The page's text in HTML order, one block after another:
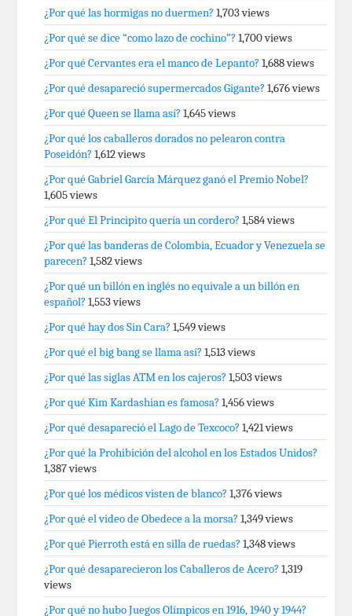
¿Por qué las hormigas no duermen? 1,703 views
¿Por qué se dice “como lazo de cochino”? 1,700 views
¿Por qué Cervantes era el manco de Lepanto? 1,688 views
¿Por qué desapareció supermercados Gigante? 1,676 views
¿Por qué Queen se llama así? 1,645 views
¿Por qué los caballeros dorados no pelearon contra
Poseidón? 1,612 views
¿Por qué Gabriel García Márquez ganó el Premio Nobel?
1,605 views
¿Por qué El Principito quería un cordero? 1,584 views
¿Por qué las banderas de Colombia, Ecuador y Venezuela se
parecen? 1,582 views
¿Por qué un billón en inglés no equivale a un billón en
español? 1,553 views
¿Por qué hay dos Sin Cara? 1,549 views
¿Por qué el big bang se llama así? 1,513 views
¿Por qué las siglas ATM en los cajeros? 1,503 views
¿Por qué Kim Kardashian es famosa? 1,456 views
¿Por qué desapareció el Lago de Texcoco? 1,421 views
¿Por qué la Prohibición del alcohol en los Estados Unidos?
1,387 views
¿Por qué los médicos visten de blanco? 1,376 views
¿Por qué el video de Obedece a la morsa? 1,349 views
¿Por qué Pierroth está en silla de ruedas? 1,348 views
¿Por qué desaparecieron los Caballeros de Acero? 1,319
views
¿Por qué no hubo Juegos Olímpicos en 1916, 1940 y 1944?